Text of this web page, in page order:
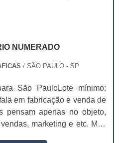
NUMERADO
/ SÃO PAULO - SP
São PauloLote mínimo:
em fabricação e venda de
pensam apenas no objeto,
marketing e etc. Mas